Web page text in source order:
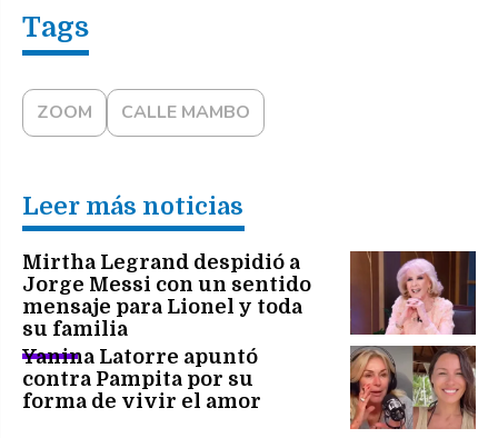
ZOOM CALLE MAMBO
Leer más noticias
Mirtha Legrand despidió a
Jorge Messi con un sentido
mensaje para Lionel y toda
su familia
Yanina Latorre apuntó
contra Pampita por su
forma de vivir el amor